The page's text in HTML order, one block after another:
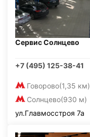
Сервис Солнцево
+7 (495) 125-38-41
Говорово(1,35 км)
Солнцево(930 м)
ул.Главмосстроя 7а